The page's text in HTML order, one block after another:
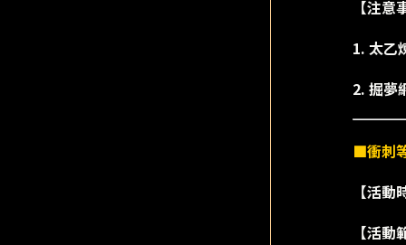
【注意
1. 太乙
2. 掘夢
■衝刺
【活
【活動